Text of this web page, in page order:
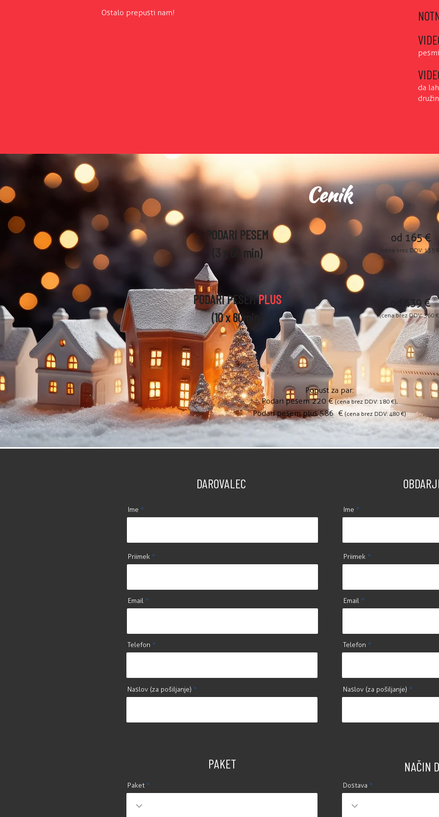
Ostalo prepusti nam!
da
Cenik
PODARI PESEM
(3 x 60 min)
od 165 €
(cena brez DDV: 13 5
PODARI PESEMPLUS
(10 x 60min)
od 439 €
(cena brez DDV: 360
Popust za par:
Podari pesem 220 € (cena brez DDV: 180€),
Podari pesem plus 586€ (cena brez DDV: 480 €)
DAROVALEC
Ime
Priimek
Email
Telefon
Naslov (za pošiljanje)
PAKET
Paket
Ime
Priimek
Email
Telefon
Naslov (za pošiljanje)
NAČIN
Dostava